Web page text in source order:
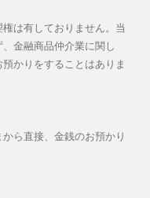
は有しておりません。当
金融商品仲介業に関し
かりをすることはありま
ら直接、金銭のお預かり